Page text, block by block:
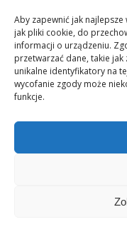
Aby zapewnić jak
jak pliki cookie, do
informacji o urządzeniu.
przetwarzać dane, takie
unikalne identyfikatory na
wycofanie zgody może
funkcje.